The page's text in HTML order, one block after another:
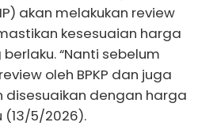
akan melakukan review
kesesuaian harga
“Nanti sebelum
oleh BPKP dan juga
disesuaikan dengan harga
(13/5/2026).